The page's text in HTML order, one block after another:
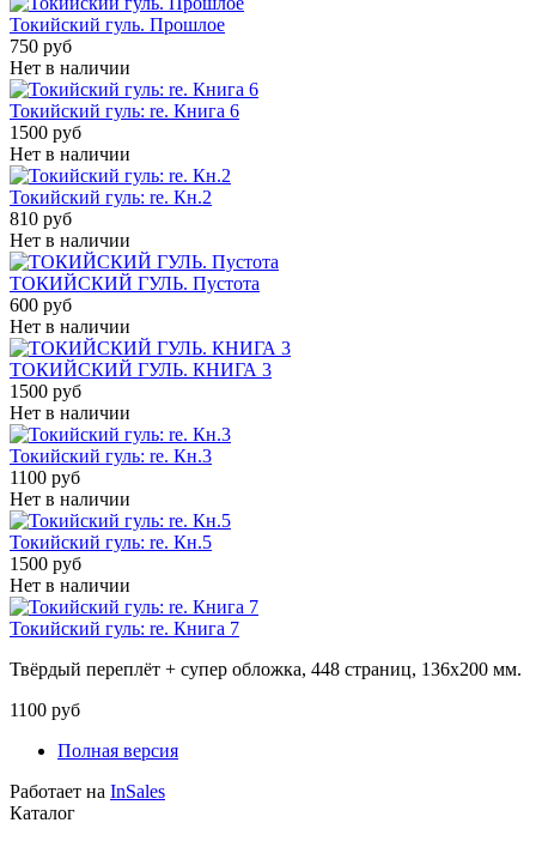
Токийский гуль. Прошлое
750 руб
Нет в наличии
Токийский гуль: re. Книга 6
1500 руб
Нет в наличии
Токийский гуль: re. Кн.2
810 руб
Нет в наличии
ТОКИЙСКИЙ ГУЛЬ. Пустота
600 руб
Нет в наличии
ТОКИЙСКИЙ ГУЛЬ. КНИГА 3
1500 руб
Нет в наличии
Токийский гуль: re. Кн.3
1100 руб
Нет в наличии
Токийский гуль: re. Кн.5
1500 руб
Нет в наличии
Токийский гуль: re. Книга 7
Твёрдый переплёт + супер обложка, 448 страниц, 136х200 мм.
1100 руб
Полная версия
Работает на InSales
Каталог